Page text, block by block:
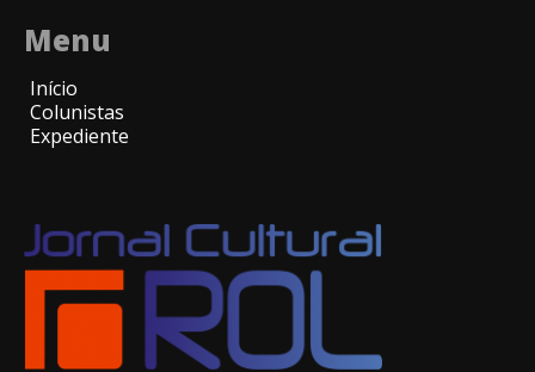
Menu
Início
Colunistas
Expediente